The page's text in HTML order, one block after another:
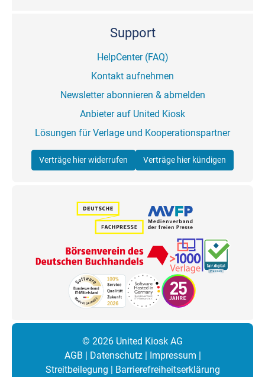
Support
HelpCenter (FAQ)
Kontakt aufnehmen
Newsletter abonnieren & abmelden
Anbieter auf United Kiosk
Lösungen für Verlage und Kooperationspartner
Verträge hier widerrufen Verträge hier kündigen
© 2026 United Kiosk AG
AGB | Datenschutz| Impressum |
Streitbeilegung | Barrierefreiheitserklärung